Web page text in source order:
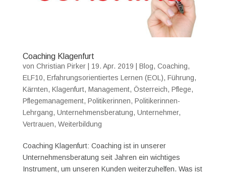
Coaching Klagenfurt
von Christian Pirker| 19. Apr. 2019 Blog, Coaching,
ELF10, Erfahrungsorientiertes Lernen (EOL), Führung,
Kärnten, Klagenfurt, Management, Österreich, Pflege,
Pflegemanagement, Politikerinnen, Politikerinnen-
Lehrgang, Unternehmensberatung, Unternehmer,
Vertrauen, Weiterbildung
Coaching Klagenfurt: Coaching ist in unserer
Unternehmensberatung seit Jahren ein wichtiges
Instrument, um unseren Kunden weiterzuhelfen. Was ist